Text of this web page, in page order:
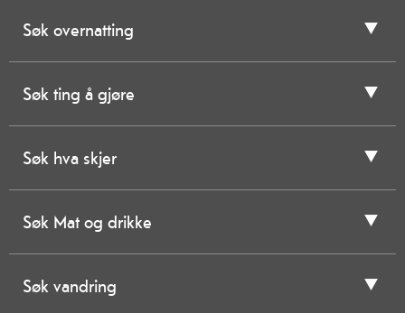
Søk overnatting
Søk ting å gjøre
Søk hva skjer
Søk Mat og drikke
Søk vandring